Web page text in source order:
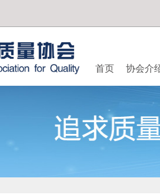
首页 协会介